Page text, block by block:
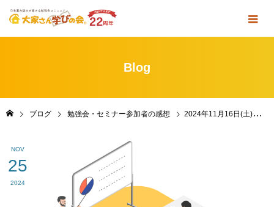
Blog
ブログ 勉強会・セミナー参加者の感想 2024年11月16日(土)「定例勉強会＆懇親会」 in 東京・池袋 参加者の感想
NOV
25
2024